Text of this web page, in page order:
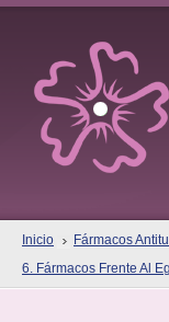
Inicio Fármacos
6. Fármacos Frente Al